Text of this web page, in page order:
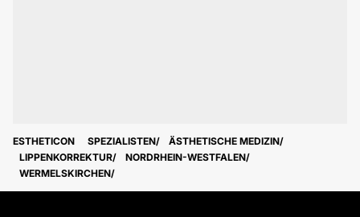
ESTHETICON SPEZIALISTEN
ÄSTHETISCHE MEDIZIN
LIPPENKORREKTUR
NORDRHEIN-WESTFALEN
WERMELSKIRCHEN